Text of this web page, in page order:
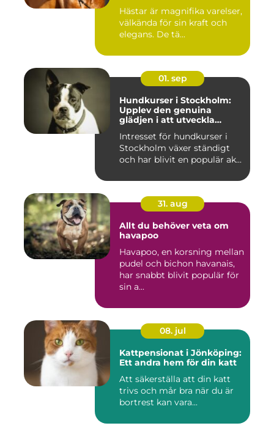
Hästar är magnifika varelser,
välkända för sin kraft och
elegans. De tä...
01. sep
Hundkurser i Stockholm:
Upplev den genuina
glädjen i att utveckla
kommunikation med din
hund
Intresset för hundkurser i
Stockholm växer ständigt
och har blivit en populär ak...
31. aug
Allt du behöver veta om
havapoo
Havapoo, en korsning mellan
pudel och bichon havanais,
har snabbt blivit populär för
sin a...
08. jul
Kattpensionat i Jönköping:
Ett andra hem för din katt
Att säkerställa att din katt
trivs och mår bra när du är
bortrest kan vara...